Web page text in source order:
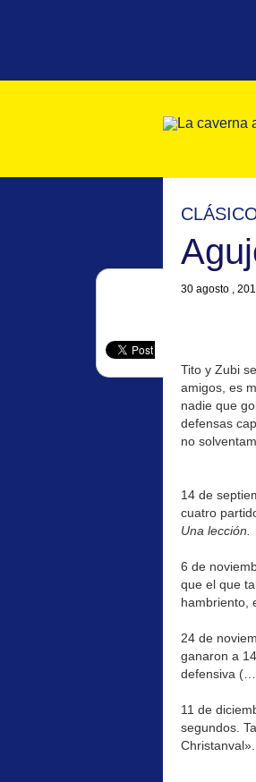
30 agosto ,
Tito y Zubi
amigos, es
nadie que
defensas
no
14 de
cuatro
Una lección.
6 de
que el que
hambriento,
24 de
ganaron a
defensiva
11 de
segundos.
Christanval».